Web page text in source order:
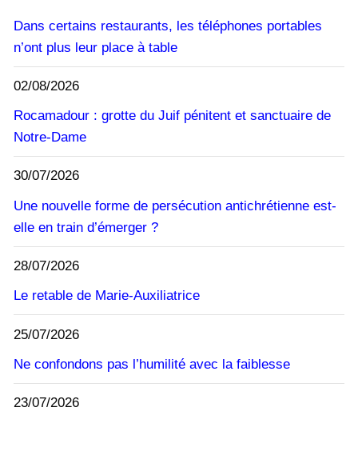
Dans certains restaurants, les téléphones portables
n’ont plus leur place à table
02/08/2026
Rocamadour : grotte du Juif pénitent et sanctuaire de
Notre-Dame
30/07/2026
Une nouvelle forme de persécution antichrétienne est-
elle en train d’émerger ?
28/07/2026
Le retable de Marie-Auxiliatrice
25/07/2026
Ne confondons pas l’humilité avec la faiblesse
23/07/2026